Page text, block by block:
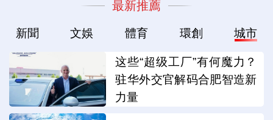
最新推薦
新聞 文娛 體育 環創 城市
这些“超级工厂”有何魔力？
驻华外交官解码合肥智造新
力量